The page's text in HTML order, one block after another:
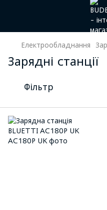
Електрообладнання
Зарядні станції
Фільтр